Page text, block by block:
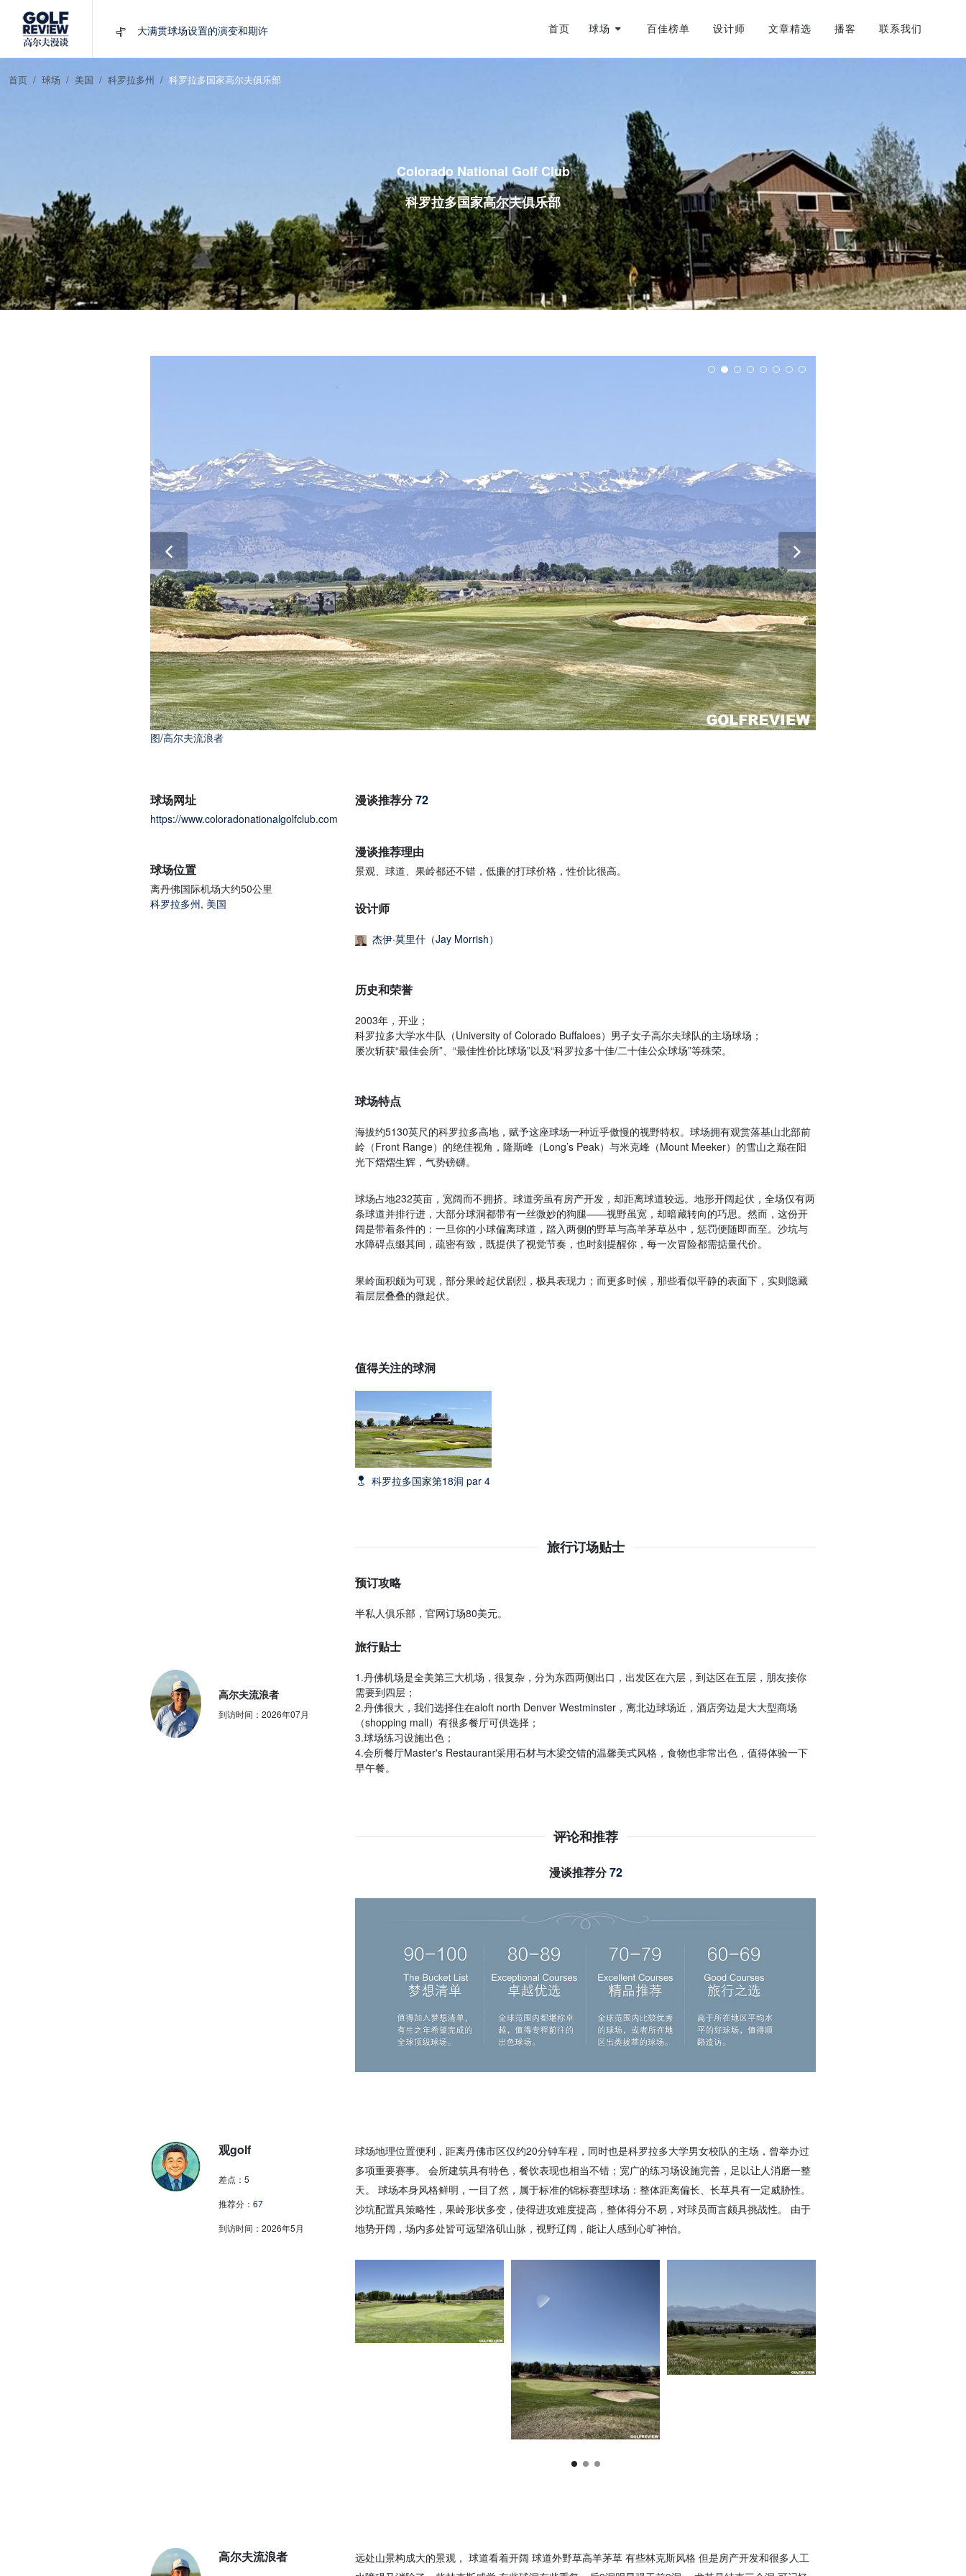
大满贯球场设置的演变和期许
查莉·赫尔：不断制造“麻烦”的流量明星
首页 球场 百佳榜单 设计师 文章精选 播客 联系我们
首页 球场 美国 科罗拉多州 科罗拉多国家高尔夫俱乐部
Colorado National Golf Club
科罗拉多国家高尔夫俱乐部
图/高尔夫流浪者
球场网址
https://www.coloradonationalgolfclub.com
球场位置
离丹佛国际机场大约50公里
科罗拉多州, 美国
漫谈推荐分72
漫谈推荐理由
景观、球道、果岭都还不错，低廉的打球价格，性价比很高。
设计师
杰伊·莫里什（Jay Morrish）
历史和荣誉
2003年，开业；
科罗拉多大学水牛队（University of Colorado Buffaloes）男子女子高尔夫球队的主场球场；
屡次斩获“最佳会所”、“最佳性价比球场”以及“科罗拉多十佳/二十佳公众球场”等殊荣。
球场特点
海拔约5130英尺的科罗拉多高地，赋予这座球场一种近乎傲慢的视野特权。球场拥有观赏落基山北部前
岭（Front Range）的绝佳视角，隆斯峰（Long’s Peak）与米克峰（Mount Meeker）的雪山之巅在阳
光下熠熠生辉，气势磅礴。
球场占地232英亩，宽阔而不拥挤。球道旁虽有房产开发，却距离球道较远。地形开阔起伏，全场仅有两
条球道并排行进，大部分球洞都带有一丝微妙的狗腿——视野虽宽，却暗藏转向的巧思。然而，这份开
阔是带着条件的：一旦你的小球偏离球道，踏入两侧的野草与高羊茅草丛中，惩罚便随即而至。沙坑与
水障碍点缀其间，疏密有致，既提供了视觉节奏，也时刻提醒你，每一次冒险都需掂量代价。
果岭面积颇为可观，部分果岭起伏剧烈，极具表现力；而更多时候，那些看似平静的表面下，实则隐藏
着层层叠叠的微起伏。
值得关注的球洞
科罗拉多国家第18洞 par 4
旅行订场贴士
预订攻略
半私人俱乐部，官网订场80美元。
旅行贴士
高尔夫流浪者
到访时间： 2026年07月
1.丹佛机场是全美第三大机场，很复杂，分为东西两侧出口，出发区在六层，到达区在五层，朋友接你
需要到四层；
2.丹佛很大，我们选择住在aloft north Denver Westminster，离北边球场近，酒店旁边是大大型商场
（shopping mall）有很多餐厅可供选择；
3.球场练习设施出色；
4.会所餐厅Master's Restaurant采用石材与木梁交错的温馨美式风格，食物也非常出色，值得体验一下
早午餐。
评论和推荐
漫谈推荐分72
球场地理位置便利，距离丹佛市区仅约20分钟车程，同时也是科罗拉多大学男女校队的主场，曾举办过
多项重要赛事。 会所建筑具有特色，餐饮表现也相当不错；宽广的练习场设施完善，足以让人消磨一整
天。 球场本身风格鲜明，一目了然，属于标准的锦标赛型球场：整体距离偏长、长草具有一定威胁性。
沙坑配置具策略性，果岭形状多变，使得进攻难度提高，整体得分不易，对球员而言颇具挑战性。 由于
地势开阔，场内多处皆可远望洛矶山脉，视野辽阔，能让人感到心旷神怡。
观golf
差点： 5
推荐分： 67
到访时间： 2026年5月
远处山景构成大的景观， 球道看着开阔 球道外野草高羊茅草 有些林克斯风格 但是房产开发和很多人工
高尔夫流浪者